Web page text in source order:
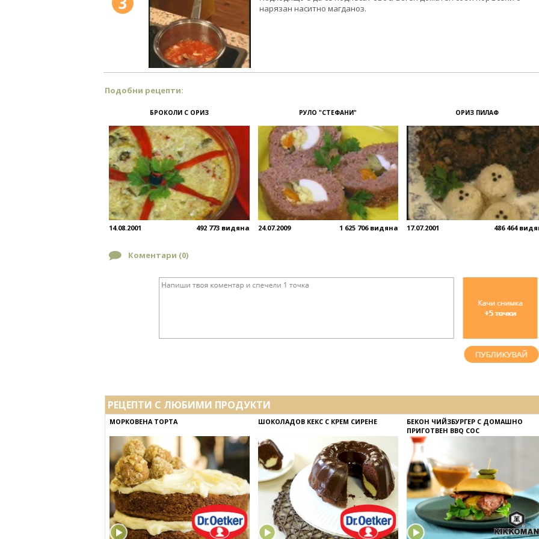
нарязан наситно магданоз.
Подобни рецепти:
БРОКОЛИ С ОРИЗ
14.08.2001 492 773 видяна
РУЛО "СТЕФАНИ"
24.07.2009 1 625 706 видяна
ОРИЗ ПИЛАФ
17.07.2001 486 464
Коментари (0)
РЕЦЕПТИ С ЛЮБИМИ ПРОДУКТИ
МОРКОВЕНА ТОРТА ШОКОЛАДОВ КЕКС С КРЕМ СИРЕНЕ
БЕКОН ЧИЙЗБУРГЕР С ДОМАШНО
ПРИГОТВЕН BBQ СОС